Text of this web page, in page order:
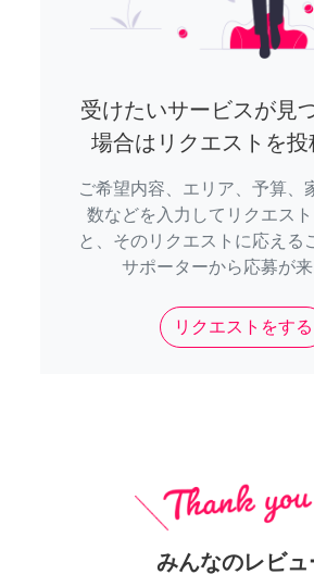
受けたいサービスが見
場合はリクエストを投
ご希望内容、エリア、予算、
数などを入力してリクエス
と、そのリクエストに応える
サポーターから応募が来
リクエストをする
みんなのレビュ